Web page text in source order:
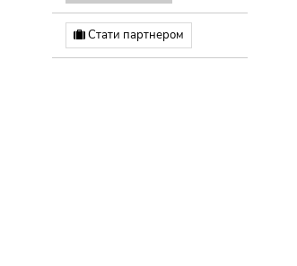
Стати партнером